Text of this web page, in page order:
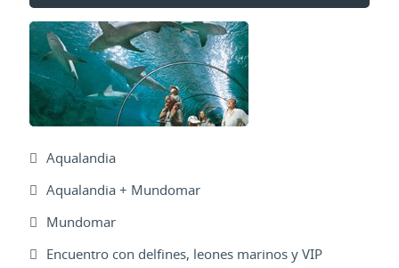
Aqualandia
Aqualandia + Mundomar
Mundomar
Encuentro con delfines, leones marinos y VIP